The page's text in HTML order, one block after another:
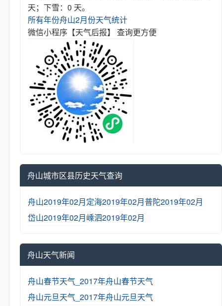
天；下雪：0 天。
所有年份舟山2月份天气统计
微信小程序【天气后报】 查询更方便
舟山城市区县历史天气查询
舟山2019年02月定海2019年02月普陀2019年02月
岱山2019年02月嵊泗2019年02月
舟山天气新闻
舟山春节天气_2017年舟山春节天气
舟山元旦天气_2017年舟山元旦天气